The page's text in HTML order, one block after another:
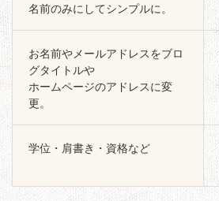
名前のみにしてシンプルに。
お名前やメールアドレスをブロ
グタイトルや
ホームページのアドレスに変
更。
学位・肩書き・資格など